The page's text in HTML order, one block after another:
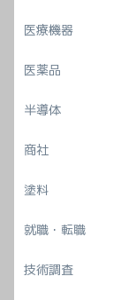
医療機器
医薬品
半導体
商社
塗料
就職・転職
技術調査